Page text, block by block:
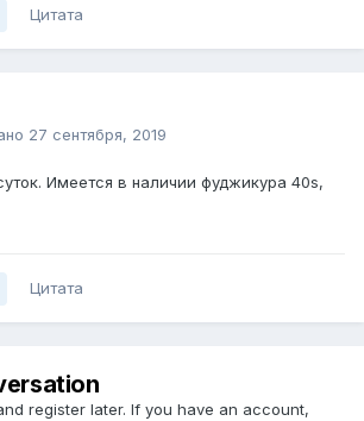
Цитата
27 сентября, 2019
Имеется в наличии фуджикура 40s,
Цитата
register later. If you have an account,